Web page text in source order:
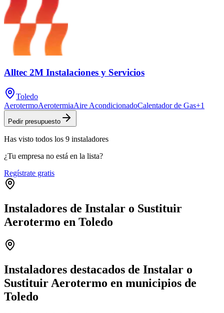
Alltec 2M Instalaciones y Servicios
Toledo
AerotermoAerotermiaAire AcondicionadoCalentador de Gas+1
Pedir presupuesto
Has visto todos los 9 instaladores
¿Tu empresa no está en la lista?
Regístrate gratis
Instaladores de Instalar o Sustituir
Aerotermo en Toledo
−
Instaladores destacados de Instalar o
Sustituir Aerotermo en municipios de
Toledo